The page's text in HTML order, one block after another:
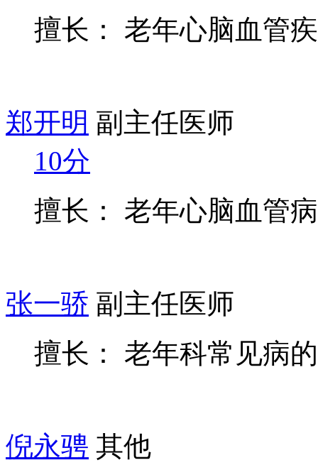
擅长： 老年心脑血管
郑开明 副主任医师
10分
擅长： 老年心脑血管
张一骄 副主任医师
擅长： 老年科常见病
倪永骋 其他